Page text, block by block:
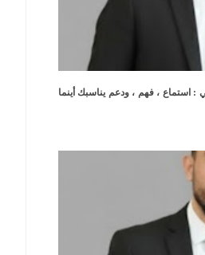
، فهم ، ودعم يناسبك أينما